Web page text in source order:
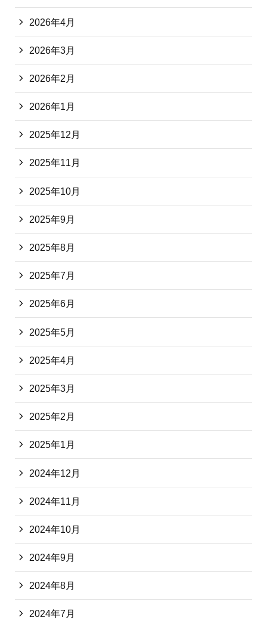
2026年4月
2026年3月
2026年2月
2026年1月
2025年12月
2025年11月
2025年10月
2025年9月
2025年8月
2025年7月
2025年6月
2025年5月
2025年4月
2025年3月
2025年2月
2025年1月
2024年12月
2024年11月
2024年10月
2024年9月
2024年8月
2024年7月